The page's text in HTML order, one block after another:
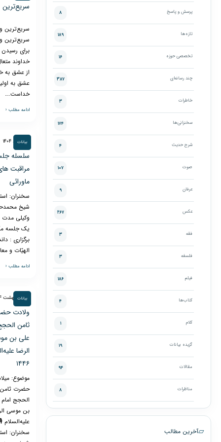
پرسش و پاسخ ۸
تازه‌ها ۱۸۹
تخصصی حوزه ۱۶
چند رسانه‌ای ۳۸۷
خاطرات ۳
سخنرانی‌ها ۱۷۴
شرح حدیث ۴
صوت ۱۰۷
عرفان ۹
عکس ۲۶۷
فقه ۳
فلسفه ۳
فیلم ۱۸۶
کتاب‌ها ۴
کلام ۱
گزیده بیانات ۱۹
مقالات ۹۴
مناظرات ۸
▱آخرین مطالب
سریع‌ترین
سریع‌ترین
سریع‌ترین
برای رسیدن
خداوند
از عشق به
عشق به
خداست.…
ادامه مطلب ‹
بیانات۵ خرداد ۱۴۰۴
سلسله
مراقبت
ماورائی
سخنران:
شیخ
وکیلی مدت
یک جلسه
برگزاری :
الهیّات و
ادامه مطلب ‹
بیانات
۲۰ اردیبهشت ۱۴۰۴
ولادت
ثامن
علی بن
الرضا
۱۴۴۶
موضوع:
حضرت ثامن
الحجج
بن موسی
علیه‌السلام
سخنران: